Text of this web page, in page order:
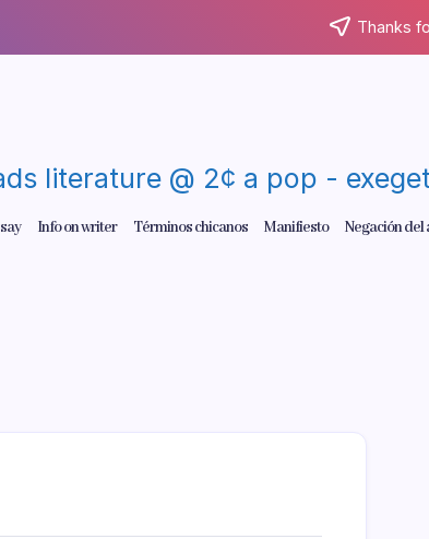
Thanks
literature @ 2¢ a pop -
Info on writer Términos chicanos Manifiesto Negación del